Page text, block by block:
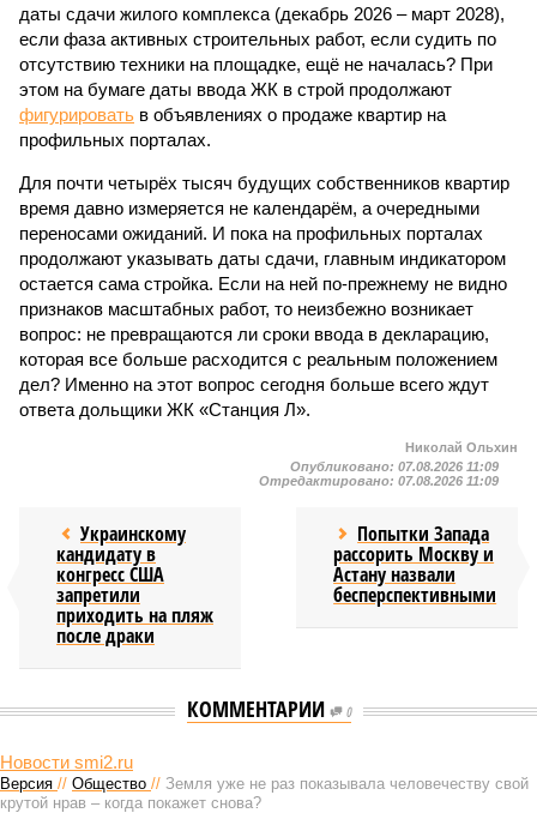
даты сдачи жилого комплекса (декабрь 2026 – март 2028),
если фаза активных строительных работ, если судить по
отсутствию техники на площадке, ещё не началась? При
этом на бумаге даты ввода ЖК в строй продолжают
фигурировать в объявлениях о продаже квартир на
профильных порталах.
Для почти четырёх тысяч будущих собственников квартир
время давно измеряется не календарём, а очередными
переносами ожиданий. И пока на профильных порталах
продолжают указывать даты сдачи, главным индикатором
остается сама стройка. Если на ней по-прежнему не видно
признаков масштабных работ, то неизбежно возникает
вопрос: не превращаются ли сроки ввода в декларацию,
которая все больше расходится с реальным положением
дел? Именно на этот вопрос сегодня больше всего ждут
ответа дольщики ЖК «Станция Л».
Николай Ольхин
Опубликовано: 07.08.2026 11:09
Отредактировано: 07.08.2026 11:09
Украинскому
кандидату в
конгресс США
запретили
приходить на пляж
после драки
Попытки Запада
рассорить Москву и
Астану назвали
бесперспективными
КОММЕНТАРИИ 0
Новости smi2.ru
Версия // Общество // Земля уже не раз показывала человечеству свой
крутой нрав – когда покажет снова?